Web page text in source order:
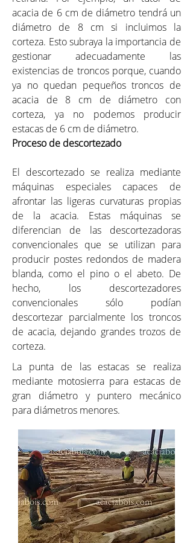
acacia de 6 cm de diámetro tendrá un
diámetro de 8 cm si incluimos la
corteza. Esto subraya la importancia de
gestionar adecuadamente las
existencias de troncos porque, cuando
ya no quedan pequeños troncos de
acacia de 8 cm de diámetro con
corteza, ya no podemos producir
estacas de 6 cm de diámetro.
Proceso de descortezado
El descortezado se realiza mediante
máquinas especiales capaces de
afrontar las ligeras curvaturas propias
de la acacia. Estas máquinas se
diferencian de las descortezadoras
convencionales que se utilizan para
producir postes redondos de madera
blanda, como el pino o el abeto. De
hecho, los descortezadores
convencionales sólo podían
descortezar parcialmente los troncos
de acacia, dejando grandes trozos de
corteza.
La punta de las estacas se realiza
mediante motosierra para estacas de
gran diámetro y puntero mecánico
para diámetros menores.